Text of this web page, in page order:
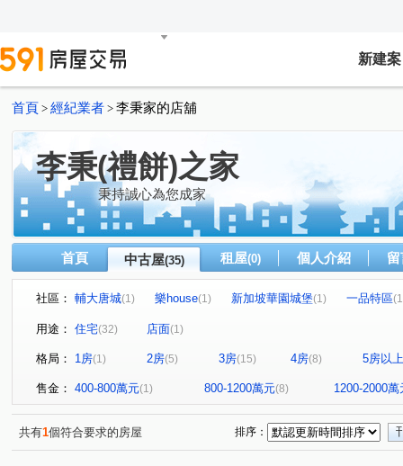
新建案
首頁 > 經紀業者 > 李秉家的店舖
李秉(禮餅)之家
秉持誠心為您成家
首頁 中古屋(35) 租屋(0) 個人介紹
社區： 輔大唐城(1) 樂house(1) 新加坡華園城堡(1) 一品特區
明志天地
新大直蘇黎市/梵谷花園蘇黎市(1) 大慶榕莊(1) 台北清水灣
天空之邑(1) 幸福我家二期 (2) 新加坡花園城堡/阿亮的家(1)
黎明華廈(1) 法國愛樂(1) 宏道巴黎首都(1) 德安街(1)
登林路(2) 文程路(1) 新五路三段(2)
水碓
莊泰路(1) 新城一路(1) 芳洲路(1) 芳洲五路(1)
成泰
用途： 住宅(32) 店面(1)
格局： 1房(1) 2房(5) 3房(15) 4房(8) 5房以上
售金： 400-800萬元(1) 800-1200萬元(8) 1200-2000萬
共有1個符合要求的房屋 排序：